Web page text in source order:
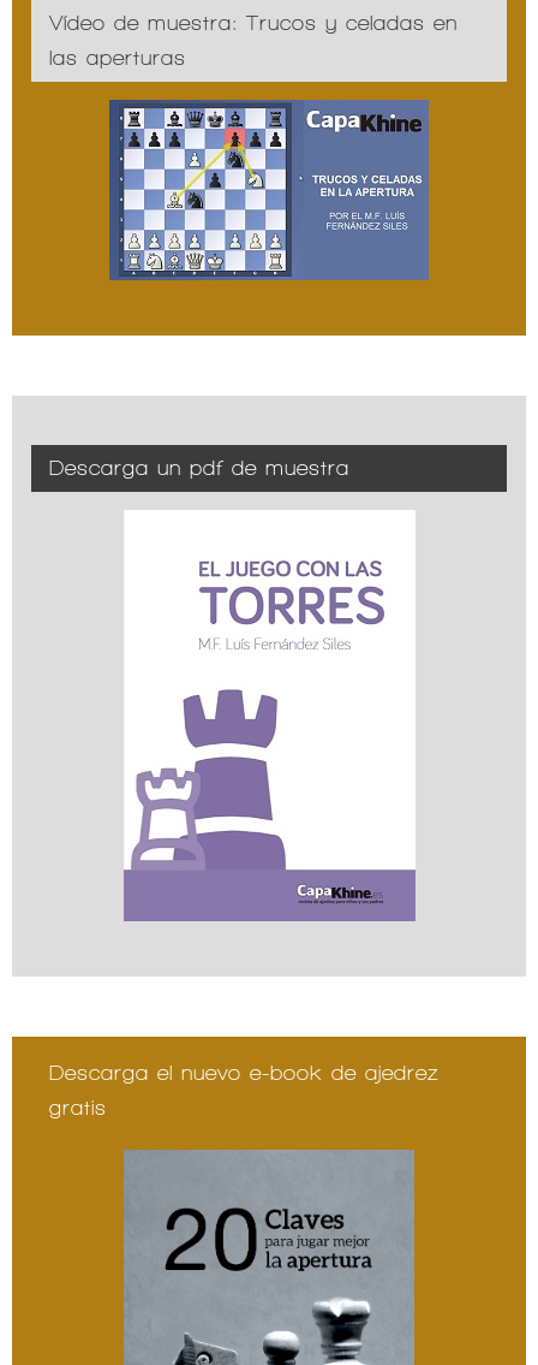
Vídeo de muestra: Trucos y celadas en
las aperturas
Descarga un pdf de muestra
Descarga el nuevo e-book de ajedrez
gratis